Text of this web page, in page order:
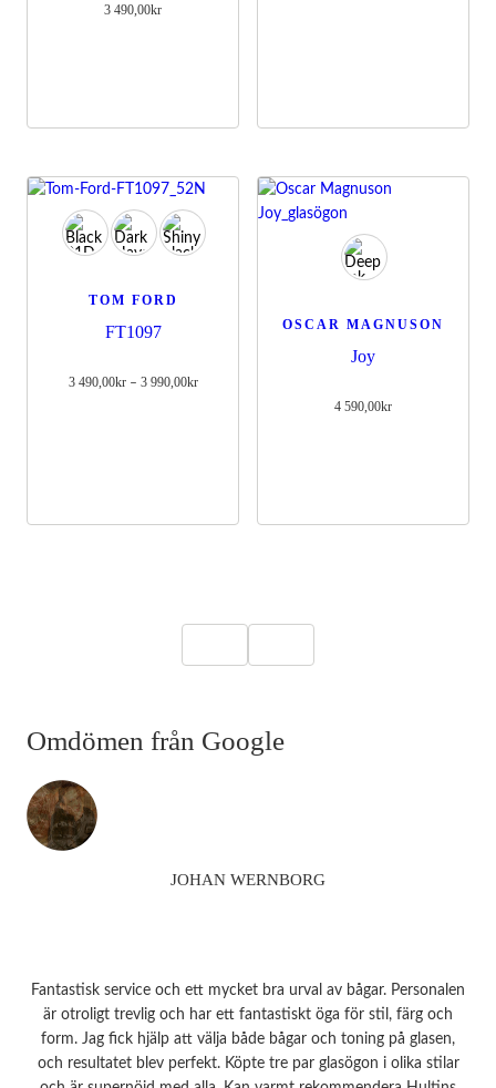
3 490,00kr
TOM FORD
FT1097
3 490,00kr – 3 990,00krPrisintervall:
OSCAR MAGNUSON
Joy
4 590,00kr
Omdömen från Google
JOHAN WERNBORG
Fantastisk service och ett mycket bra urval av bågar. Personalen
är otroligt trevlig och har ett fantastiskt öga för stil, färg och
form. Jag fick hjälp att välja både bågar och toning på glasen,
och resultatet blev perfekt. Köpte tre par glasögon i olika stilar